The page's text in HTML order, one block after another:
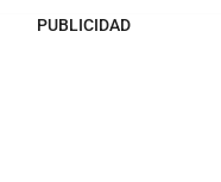
PUBLICIDAD